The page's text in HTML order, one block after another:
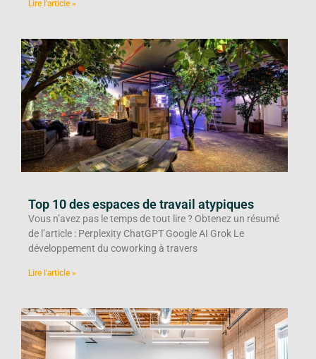
Lire l'article »
Top 10 des espaces de travail atypiques
Vous n’avez pas le temps de tout lire ? Obtenez un résumé
de l’article : Perplexity ChatGPT Google AI Grok Le
développement du coworking à travers
Lire l'article »